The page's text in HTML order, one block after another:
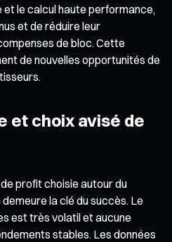
et le calcul haute performance,
et de réduire leur
de bloc. Cette
de nouvelles opportunités de
et choix avisé de
profit choisie autour du
la clé du succès. Le
est très volatil et aucune
stables. Les données